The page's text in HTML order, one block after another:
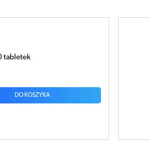
saszetek
DO KOSZYKA